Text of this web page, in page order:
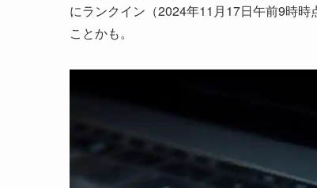
にランクイン（2024年11月17日午前9時
ことかも。